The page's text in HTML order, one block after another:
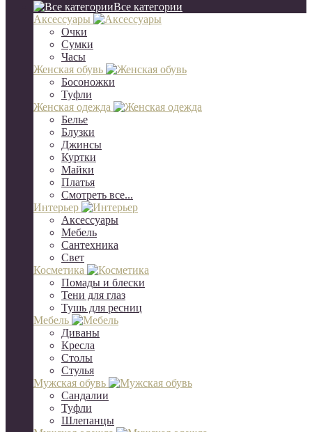
Все категории
Аксессуары
Очки
Сумки
Часы
Женская обувь
Босоножки
Туфли
Женская одежда
Белье
Блузки
Джинсы
Куртки
Майки
Платья
Смотреть все...
Интерьер
Аксессуары
Мебель
Сантехника
Свет
Косметика
Помады и блески
Тени для глаз
Тушь для ресниц
Мебель
Диваны
Кресла
Столы
Стулья
Мужская обувь
Сандалии
Туфли
Шлепанцы